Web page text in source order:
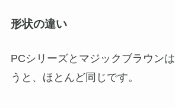
形状の違い
PCシリーズとマジックブラウンは
うと、ほとんど同じです。